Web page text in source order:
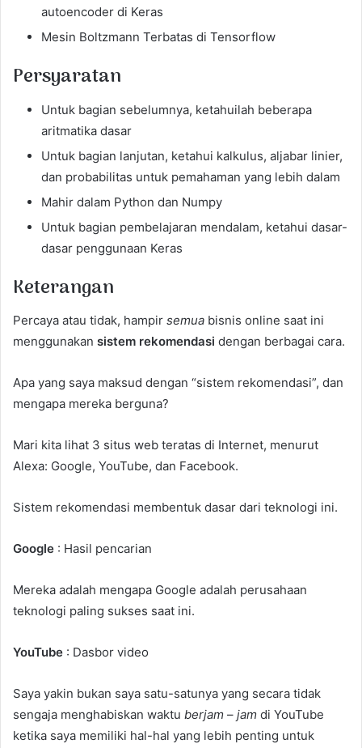
autoencoder di Keras
Mesin Boltzmann Terbatas di Tensorflow
Persyaratan
Untuk bagian sebelumnya, ketahuilah beberapa
aritmatika dasar
Untuk bagian lanjutan, ketahui kalkulus, aljabar linier,
dan probabilitas untuk pemahaman yang lebih dalam
Mahir dalam Python dan Numpy
Untuk bagian pembelajaran mendalam, ketahui dasar-
dasar penggunaan Keras
Keterangan
Percaya atau tidak, hampir semua bisnis online saat ini
menggunakan sistem rekomendasi dengan berbagai cara.
Apa yang saya maksud dengan “sistem rekomendasi”, dan
mengapa mereka berguna?
Mari kita lihat 3 situs web teratas di Internet, menurut
Alexa: Google, YouTube, dan Facebook.
Sistem rekomendasi membentuk dasar dari teknologi ini.
Google : Hasil pencarian
Mereka adalah mengapa Google adalah perusahaan
teknologi paling sukses saat ini.
YouTube : Dasbor video
Saya yakin bukan saya satu-satunya yang secara tidak
sengaja menghabiskan waktu berjam – jam di YouTube
ketika saya memiliki hal-hal yang lebih penting untuk